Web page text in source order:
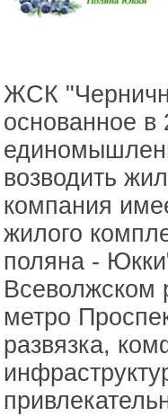
ЖСК
основанное в
возводить
компания
жилого
поляна -
Всеволжском
метро
развязка,